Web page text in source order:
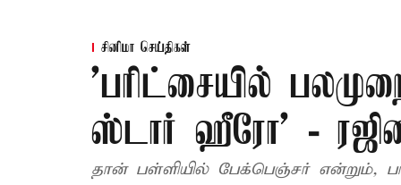
சினிமா செய்திகள்
’பரிட்சையில்
ஸ்டார் ஹீரோ’ -
தான் பள்ளியில் பேக்‌பெஞ்சர் என்றும்,